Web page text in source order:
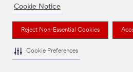
Cookie Notice
Reject Non-Essential Cookies
Cookie Preferences